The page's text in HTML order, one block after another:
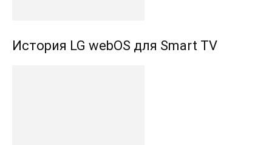
История LG webOS для Smart TV